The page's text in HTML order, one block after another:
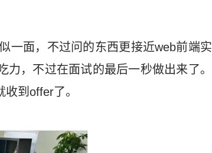
一面，不过问的东西更接近web前端实
，不过在面试的最后一秒做出来了。
到offer了。